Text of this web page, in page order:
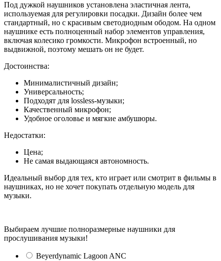
Под дужкой наушников установлена эластичная лента,
используемая для регулировки посадки. Дизайн более чем
стандартный, но с красивым светодиодным ободом. На одном
наушнике есть полноценный набор элементов управления,
включая колесико громкости. Микрофон встроенный, но
выдвижной, поэтому мешать он не будет.
Достоинства:
Минималистичный дизайн;
Универсальность;
Подходят для lossless-музыки;
Качественный микрофон;
Удобное оголовье и мягкие амбушюры.
Недостатки:
Цена;
Не самая выдающаяся автономность.
Идеальный выбор для тех, кто играет или смотрит в фильмы в
наушниках, но не хочет покупать отдельную модель для
музыки.
Выбираем лучшие полноразмерные наушники для
прослушивания музыки!
Beyerdynamic Lagoon ANC